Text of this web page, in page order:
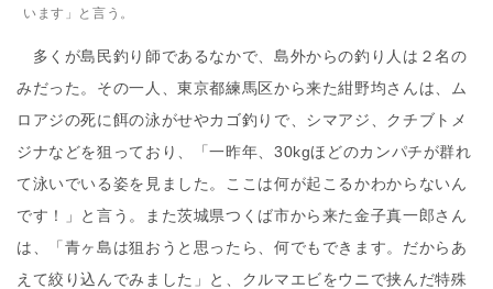
います」と言う。
多くが島民釣り師であるなかで、島外からの釣り人は２名の
みだった。その一人、東京都練馬区から来た紺野均さんは、ム
ロアジの死に餌の泳がせやカゴ釣りで、シマアジ、クチブトメ
ジナなどを狙っており、「一昨年、30kgほどのカンパチが群れ
て泳いでいる姿を見ました。ここは何が起こるかわからないん
です！」と言う。また茨城県つくば市から来た金子真一郎さん
は、「青ヶ島は狙おうと思ったら、何でもできます。だからあ
えて絞り込んでみました」と、クルマエビをウニで挟んだ特殊